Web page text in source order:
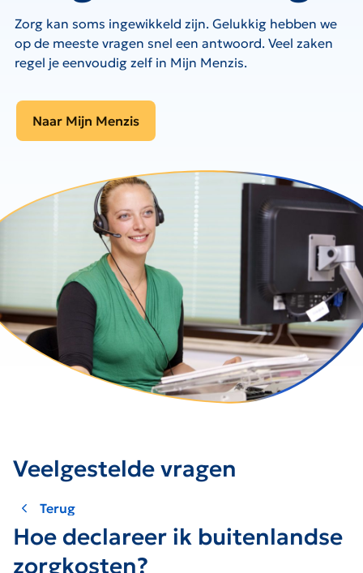
Zorg kan soms ingewikkeld zijn. Gelukkig hebben we
op de meeste vragen snel een antwoord. Veel zaken
regel je eenvoudig zelf in Mijn Menzis.
Naar Mijn Menzis
Veelgestelde vragen
Terug
Hoe declareer ik buitenlandse
zorgkosten?